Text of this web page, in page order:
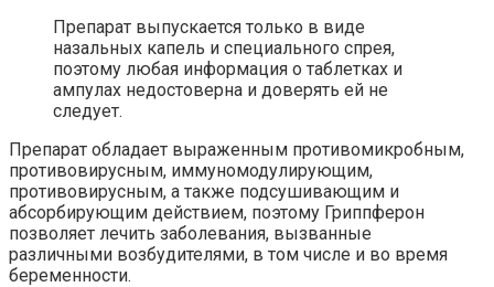
Препарат выпускается только в виде
назальных капель и специального спрея,
поэтому любая информация о таблетках и
ампулах недостоверна и доверять ей не
следует.
Препарат обладает выраженным противомикробным,
противовирусным, иммуномодулирующим,
противовирусным, а также подсушивающим и
абсорбирующим действием, поэтому Гриппферон
позволяет лечить заболевания, вызванные
различными возбудителями, в том числе и во время
беременности.